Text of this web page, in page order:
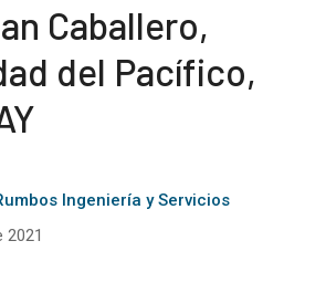
Caballero,
del Pacífico,
Ingeniería y Servicios
2021